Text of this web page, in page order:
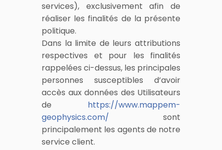
services), exclusivement afin de
réaliser les finalités de la présente
politique.
Dans la limite de leurs attributions
respectives et pour les finalités
rappelées ci-dessus, les principales
personnes susceptibles d’avoir
accès aux données des Utilisateurs
de https://www.mappem-
geophysics.com/ sont
principalement les agents de notre
service client.